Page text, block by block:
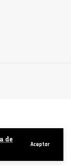
de
Aceptar